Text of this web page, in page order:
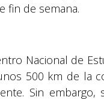
fin de semana.
Nacional de
500 km de la
Sin embargo,